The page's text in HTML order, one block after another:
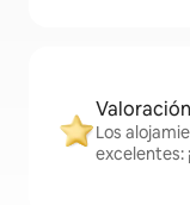
Los
excelentes: